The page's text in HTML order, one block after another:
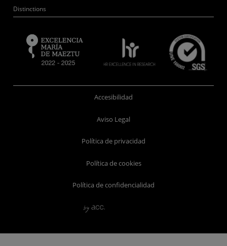
Distinctions
Accesibilidad
Aviso Legal
Política de privacidad
Política de cookies
Política de confidencialidad